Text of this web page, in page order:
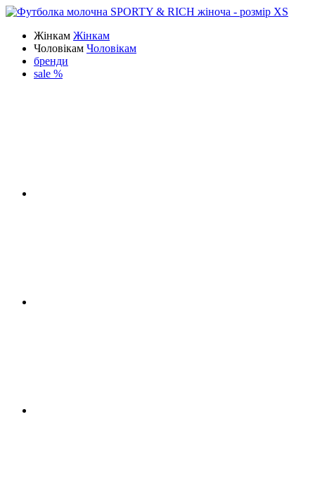
Жінкам Жінкам
Чоловікам Чоловікам
бренди
sale %